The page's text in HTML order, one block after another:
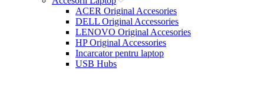
ACER Original Accesories
DELL Original Accessories
LENOVO Original Accesories
HP Original Accessories
Incarcator pentru laptop
USB Hubs